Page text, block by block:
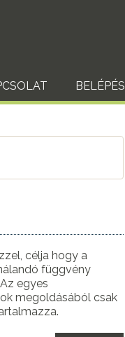
BELÉPÉS
célja hogy a
függvény
egyes
megoldásából csak